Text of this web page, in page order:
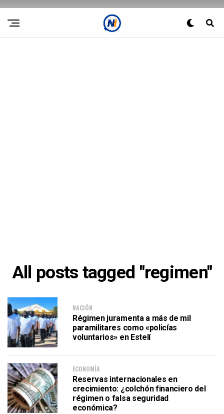
All posts tagged "regimen"
NACIÓN
Régimen juramenta a más de mil
paramilitares como «policías
voluntarios» en Estelí
ECONOMÍA
Reservas internacionales en
crecimiento: ¿colchón financiero del
régimen o falsa seguridad
económica?